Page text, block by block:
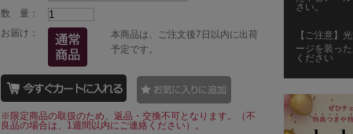
s
t
a
r
r
a
t
i
n
g
数 量：
お届け：
本商品は、ご注文後7日以内に出荷
予定です。
※限定商品の取扱のため、返品・交換不可となります。（不
良品の場合は、1週間以内にご連絡ください）。
さい。
【ご注意】
ージを装っ
ください